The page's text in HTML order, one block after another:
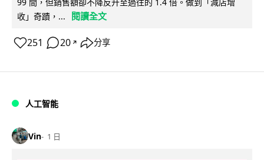
收」奇蹟，...
閱讀全文
251 20 ↗ 分享
人工智能
Vin 1 日